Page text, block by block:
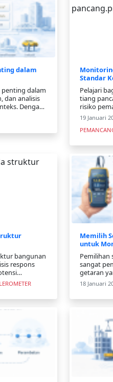
dalam
dalam
dan analisis
Dengan
kunci dalam
Standar
Pelajari
tiang
risiko
bangunan
19 Januari
bangunan
respons
membahas
dan
Memilih
untuk
Pemilihan
sangat
getaran
faktor
18 Januari